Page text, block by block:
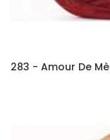
283 - Amour De